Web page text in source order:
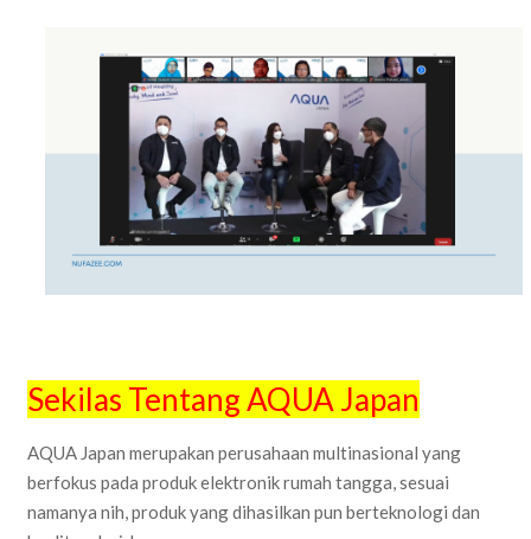
Sekilas Tentang AQUA Japan
AQUA Japan merupakan perusahaan multinasional yang
berfokus pada produk elektronik rumah tangga, sesuai
namanya nih, produk yang dihasilkan pun berteknologi dan